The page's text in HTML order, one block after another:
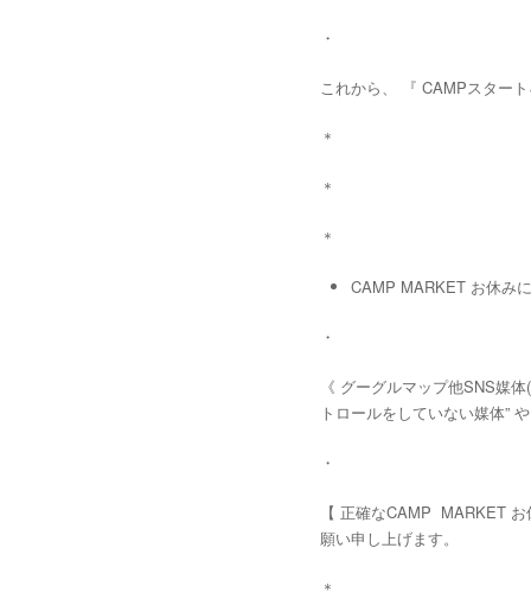
・
これから、 『 CAMPスター
＊
＊
＊
CAMP MARKET お休み
・
《 グーグルマップ他SNS媒
トロールをしていない媒体”
・
【 正確なCAMP MARKET
願い申し上げます。
＊